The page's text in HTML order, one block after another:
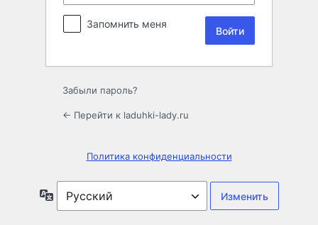
Запомнить меня
Забыли пароль?
← Перейти к laduhki-lady.ru
Политика конфиденциальности
Язык